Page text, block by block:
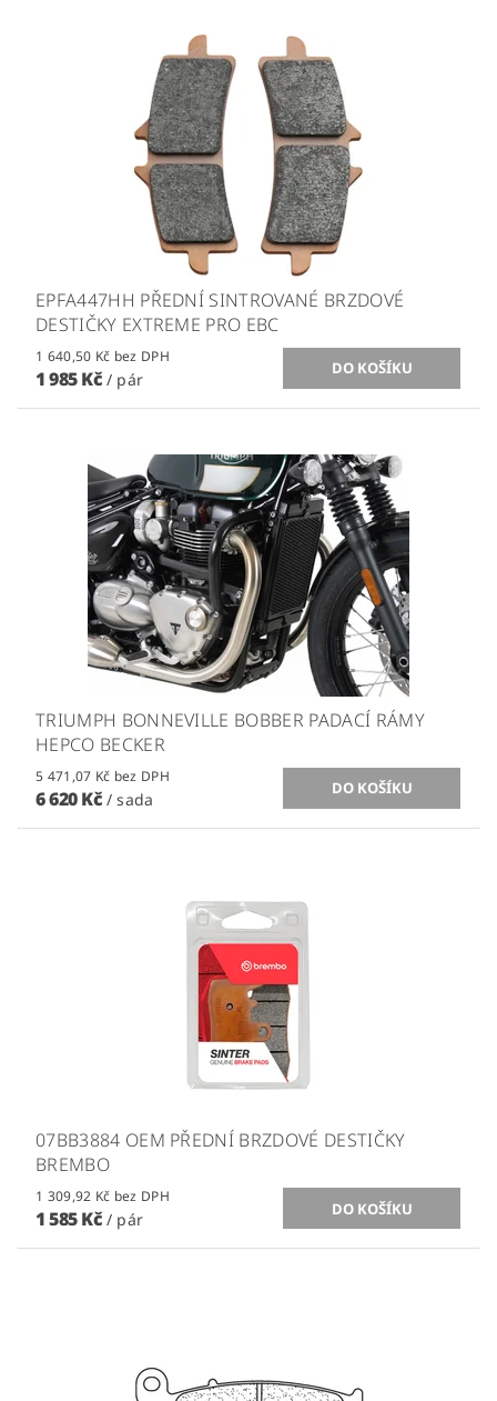
EPFA447HH PŘEDNÍ SINTROVANÉ BRZDOVÉ
DESTIČKY EXTREME PRO EBC
1 640,50 Kč bez DPH
1 985 Kč / pár
TRIUMPH BONNEVILLE BOBBER PADACÍ RÁMY
HEPCO BECKER
5 471,07 Kč bez DPH
6 620 Kč / sada
07BB3884 OEM PŘEDNÍ BRZDOVÉ DESTIČKY
BREMBO
1 309,92 Kč bez DPH
1 585 Kč / pár